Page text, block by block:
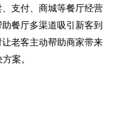
支付、商城等餐厅经营
餐厅多渠道吸引新客到
老客主动帮助商家带来
案。